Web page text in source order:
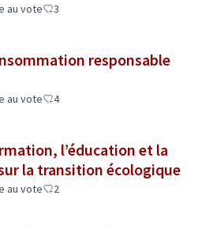
au vote 3
responsable
au vote 4
l’éducation et la
la transition écologique
au vote 2